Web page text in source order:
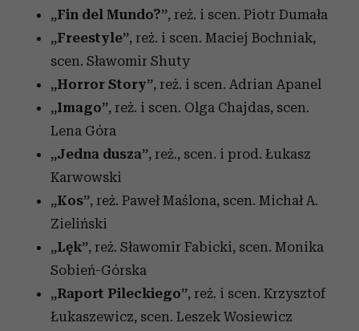
„Fin del Mundo?”, reż. i scen. Piotr Dumała
„Freestyle”, reż. i scen. Maciej Bochniak,
scen. Sławomir Shuty
„Horror Story”, reż. i scen. Adrian Apanel
„Imago”, reż. i scen. Olga Chajdas, scen.
Lena Góra
„Jedna dusza”, reż., scen. i prod. Łukasz
Karwowski
„Kos”, reż. Paweł Maślona, scen. Michał A.
Zieliński
„Lęk”, reż. Sławomir Fabicki, scen. Monika
Sobień-Górska
„Raport Pileckiego”, reż. i scen. Krzysztof
Łukaszewicz, scen. Leszek Wosiewicz